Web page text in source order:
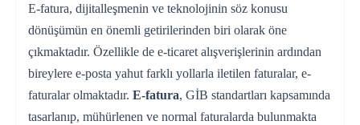
E-fatura, dijitalleşmenin ve teknolojinin söz konusu
dönüşümün en önemli getirilerinden biri olarak öne
çıkmaktadır. Özellikle de e-ticaret alışverişlerinin ardından
bireylere e-posta yahut farklı yollarla iletilen faturalar, e-
faturalar olmaktadır. E-fatura, GİB standartları kapsamında
tasarlanıp, mühürlenen ve normal faturalarda bulunmakta